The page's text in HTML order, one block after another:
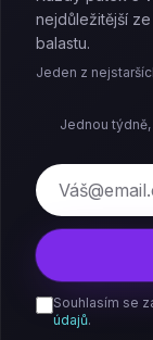
nejdůležitější
balastu.
Jeden z
Jednou
E-mail
Souhlasím se
údajů.